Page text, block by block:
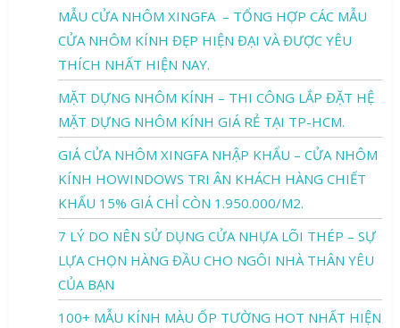
MẪU CỬA NHÔM XINGFA – TỔNG HỢP CÁC MẪU
CỬA NHÔM KÍNH ĐẸP HIỆN ĐẠI VÀ ĐƯỢC YÊU
THÍCH NHẤT HIỆN NAY.
MẶT DỰNG NHÔM KÍNH – THI CÔNG LẮP ĐẶT HỆ
MẶT DỰNG NHÔM KÍNH GIÁ RẺ TẠI TP-HCM.
GIÁ CỬA NHÔM XINGFA NHẬP KHẨU – CỬA NHÔM
KÍNH HOWINDOWS TRI ÂN KHÁCH HÀNG CHIẾT
KHẤU 15% GIÁ CHỈ CÒN 1.950.000/M2.
7 LÝ DO NÊN SỬ DỤNG CỬA NHỰA LÕI THÉP – SỰ
LỰA CHỌN HÀNG ĐẦU CHO NGÔI NHÀ THÂN YÊU
CỦA BẠN
100+ MẪU KÍNH MÀU ỐP TƯỜNG HOT NHẤT HIỆN